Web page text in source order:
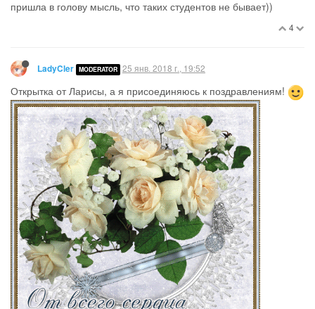
пришла в голову мысль, что таких студентов не бывает))
4
LadyCler MODERATOR 25 янв. 2018 г., 19:52
Открытка от Ларисы, а я присоединяюсь к поздравлениям!